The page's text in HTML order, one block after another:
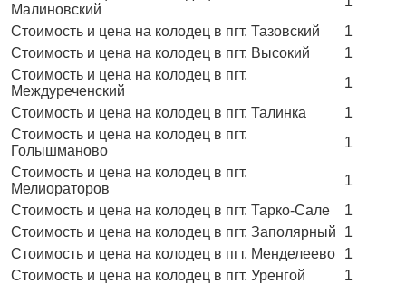
Малиновский
Стоимость и цена на колодец в пгт. Тазовский
1
Стоимость и цена на колодец в пгт. Высокий
1
Стоимость и цена на колодец в пгт.
Междуреченский
1
Стоимость и цена на колодец в пгт. Талинка
1
Стоимость и цена на колодец в пгт.
Голышманово
1
Стоимость и цена на колодец в пгт.
Мелиораторов
1
Стоимость и цена на колодец в пгт. Тарко-Сале
1
Стоимость и цена на колодец в пгт. Заполярный
1
Стоимость и цена на колодец в пгт. Менделеево
1
Стоимость и цена на колодец в пгт. Уренгой
1